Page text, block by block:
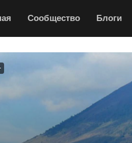
Сообщество Блоги